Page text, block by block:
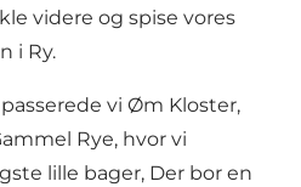
videre og spise vores
i Ry.
vi Øm Kloster,
Rye, hvor vi
lille bager, Der bor en